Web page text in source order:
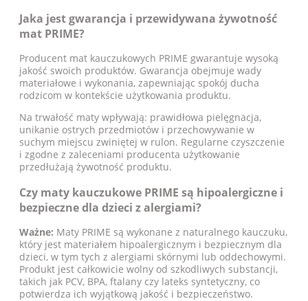
Jaka jest gwarancja i przewidywana żywotność
mat PRIME?
Producent mat kauczukowych PRIME gwarantuje wysoką
jakość swoich produktów. Gwarancja obejmuje wady
materiałowe i wykonania, zapewniając spokój ducha
rodzicom w kontekście użytkowania produktu.
Na trwałość maty wpływają: prawidłowa pielęgnacja,
unikanie ostrych przedmiotów i przechowywanie w
suchym miejscu zwiniętej w rulon. Regularne czyszczenie
i zgodne z zaleceniami producenta użytkowanie
przedłużają żywotność produktu.
Czy maty kauczukowe PRIME są hipoalergiczne i
bezpieczne dla dzieci z alergiami?
Ważne: Maty PRIME są wykonane z naturalnego kauczuku,
który jest materiałem hipoalergicznym i bezpiecznym dla
dzieci, w tym tych z alergiami skórnymi lub oddechowymi.
Produkt jest całkowicie wolny od szkodliwych substancji,
takich jak PCV, BPA, ftalany czy lateks syntetyczny, co
potwierdza ich wyjątkową jakość i bezpieczeństwo.